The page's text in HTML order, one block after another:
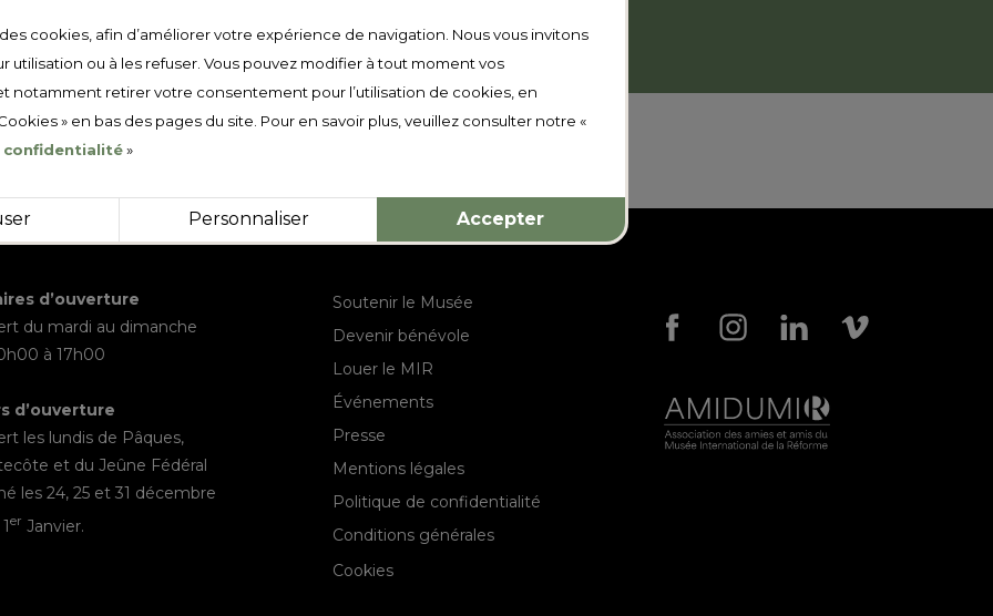
Boutique en ligne
des AMIDUMIR : OUI NON
e-mail :
d’ouverture
du mardi au dimanche
à 17h00
d’ouverture
les lundis de Pâques,
et du Jeûne Fédéral
les 24, 25 et 31 décembre
er Janvier.
Soutenir le Musée
Devenir bénévole
Louer le MIR
Événements
Presse
Mentions légales
Politique de confidentialité
Conditions générales
Cookies
cookies, afin d’améliorer votre expérience de navigation. Nous vous invitons
utilisation ou à les refuser. Vous pouvez modifier à tout moment vos
notamment retirer votre consentement pour l’utilisation de cookies, en
» en bas des pages du site. Pour en savoir plus, veuillez consulter notre «
confidentialité»
Personnaliser Accepter